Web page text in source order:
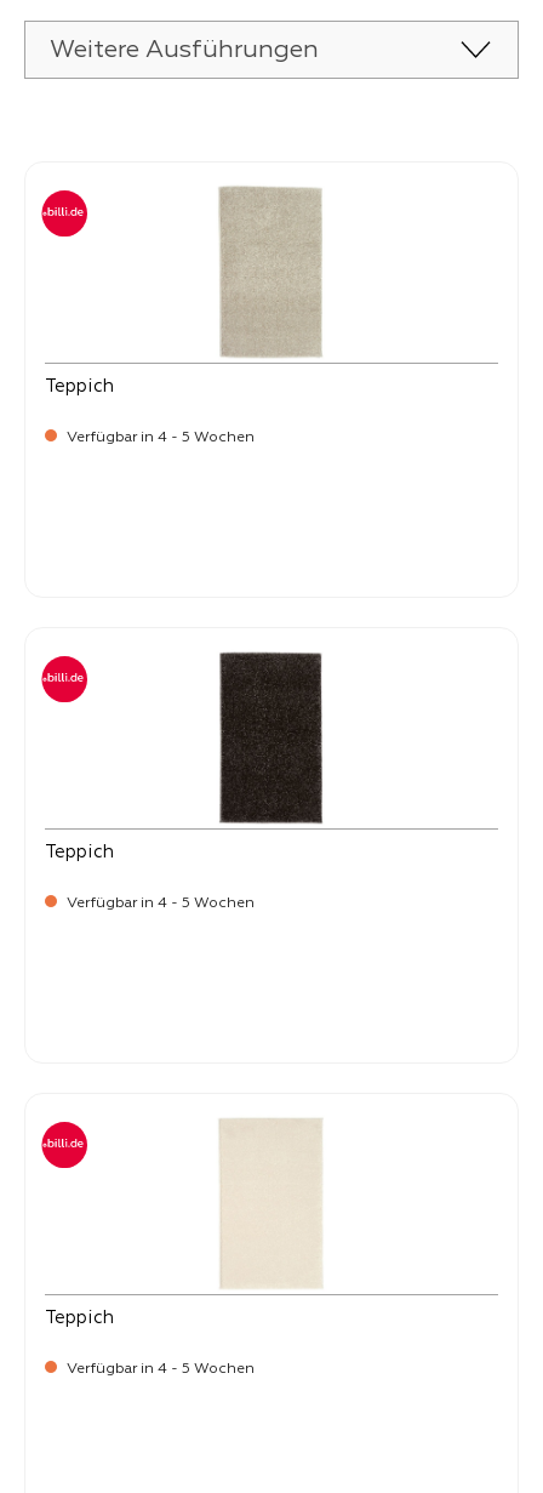
Weitere Ausführungen
Teppich
Verfügbar in 4 - 5 Wochen
Teppich
Verfügbar in 4 - 5 Wochen
Teppich
Verfügbar in 4 - 5 Wochen